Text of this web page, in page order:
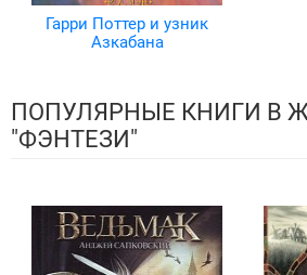
Гарри Поттер и узник
Азкабана
ПОПУЛЯРНЫЕ КНИГИ В
"ФЭНТЕЗИ"